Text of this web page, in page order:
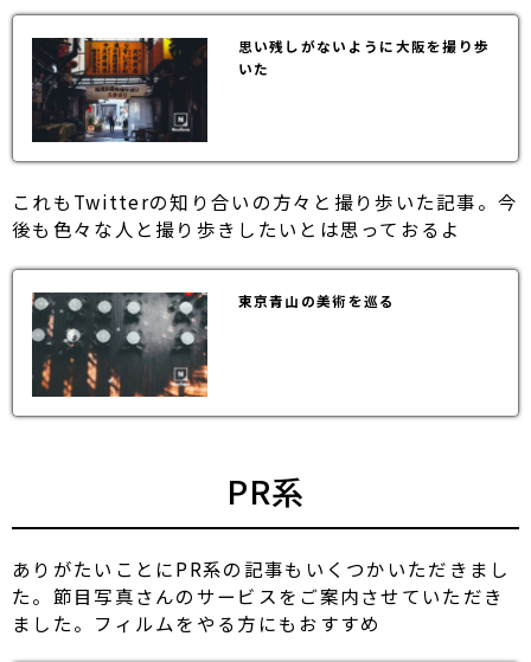
思い残しがないように大阪を撮り歩
いた
これもTwitterの知り合いの方々と撮り歩いた記事。今
後も色々な人と撮り歩きしたいとは思っておるよ
東京青山の美術を巡る
PR系
ありがたいことにPR系の記事もいくつかいただきまし
た。節目写真さんのサービスをご案内させていただき
ました。フィルムをやる方にもおすすめ